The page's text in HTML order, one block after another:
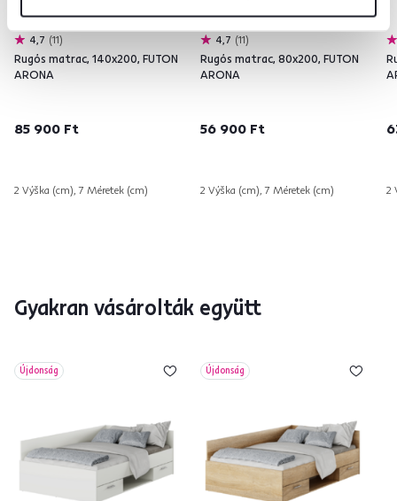
4,7 11
Rugós matrac, 140x200, FUTON
ARONA
85 900 Ft
2 Výška (cm), 7 Méretek (cm)
4,7 11
Rugós matrac, 80x200, FUTON
ARONA
56 900 Ft
2 Výška (cm), 7 Méretek (cm) 2
Gyakran vásárolták együtt
Újdonság Újdonság